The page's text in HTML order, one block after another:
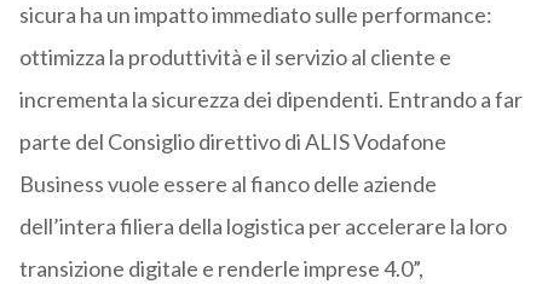
sicura ha un impatto immediato sulle performance:
ottimizza la produttività e il servizio al cliente e
incrementa la sicurezza dei dipendenti. Entrando a far
parte del Consiglio direttivo di ALIS Vodafone
Business vuole essere al fianco delle aziende
dell’intera filiera della logistica per accelerare la loro
transizione digitale e renderle imprese 4.0”,